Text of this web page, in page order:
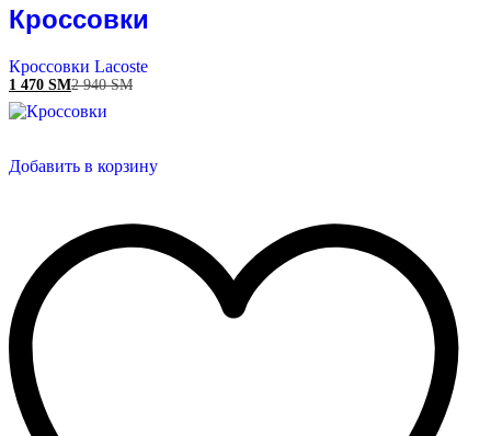
Кроссовки
Кроссовки Lacoste
1 470 ЅМ2 940ЅМ
Добавить в корзину